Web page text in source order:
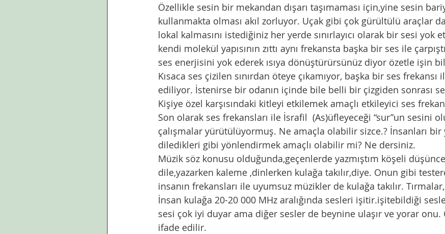
Özellikle sesin bir mekandan dışarı taşımaması için,yine sesin
kullanmakta olması akıl zorluyor. Uçak gibi çok gürültülü araçlar
lokal kalmasını istediğiniz her yerde sınırlayıcı olarak bir sesi yok
kendi molekül yapısının zıttı aynı frekansta başka bir ses ile
ses enerjisini yok ederek ısıya dönüştürürsünüz diyor özetle işin
Kısaca ses çizilen sınırdan öteye çıkamıyor, başka bir ses frekansı
ediliyor. İstenirse bir odanın içinde bile belli bir çizgiden sonrası
Kişiye özel karşısındaki kitleyi etkilemek amaçlı etkileyici ses
Son olarak ses frekansları ile İsrafil  (As)üfleyeceği “sur”un sesini
çalışmalar yürütülüyormuş. Ne amaçla olabilir sizce.? İnsanları
diledikleri gibi yönlendirmek amaçlı olabilir mi? Ne dersiniz.
Müzik söz konusu olduğunda,geçenlerde yazmıştım köşeli
dile,yazarken kaleme ,dinlerken kulağa takılır,diye. Onun gibi
insanın frekansları ile uyumsuz müzikler de kulağa takılır.
İnsan kulağa 20-20 000 MHz aralığında sesleri işitir.işitebildiği
sesi çok iyi duyar ama diğer sesler de beynine ulaşır ve yorar
ifade edilir.